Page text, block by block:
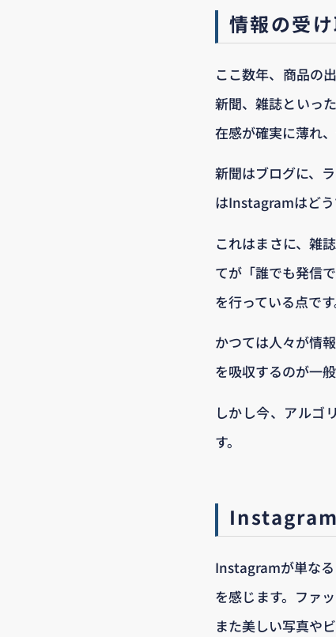
情報の受
ここ数年、商品の
新聞、雑誌といっ
在感が確実に薄れ
新聞はブログに、
はInstagramはどう
これはまさに、雑
てが「誰でも発信
を行っている点です
かつては人々が情
を吸収するのが一
しかし今、アルゴ
す。
Instagram
Instagramが単な
を感じます。ファ
また美しい写真や